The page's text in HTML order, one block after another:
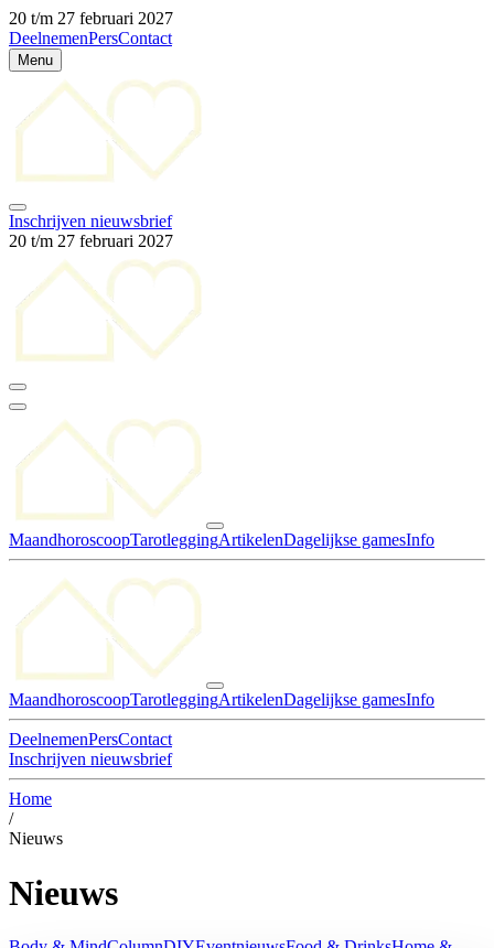
20 t/m 27 februari 2027
DeelnemenPersContact
Menu
Inschrijven nieuwsbrief
20 t/m 27 februari 2027
MaandhoroscoopTarotleggingArtikelenDagelijkse gamesInfo
MaandhoroscoopTarotleggingArtikelenDagelijkse gamesInfo
DeelnemenPersContact
Inschrijven nieuwsbrief
Home
/
Nieuws
Nieuws